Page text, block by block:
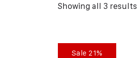
Showing all 3 results
Sale 21%